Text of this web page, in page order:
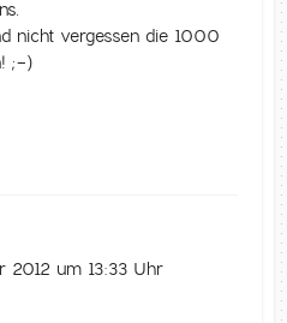
nicht vergessen die 1000
;-)
2012 um 13:33 Uhr